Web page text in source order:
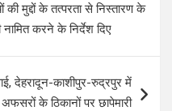
मुद्दों के तत्परता से निस्तारण के
करने के निर्देश दिए
देहरादून-काशीपुर-रुद्रपुर में
अफसरों के ठिकानों पर छापेमारी